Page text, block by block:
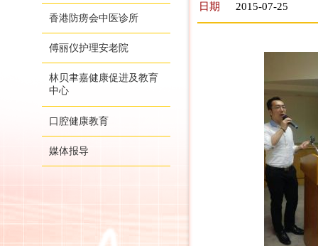
香港防痨会中医诊所
傅丽仪护理安老院
林贝聿嘉健康促进及教育
中心
口腔健康教育
媒体报导
日期 2015-07-25